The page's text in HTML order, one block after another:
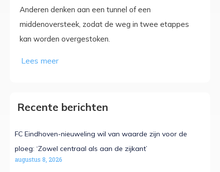
Anderen denken aan een tunnel of een
middenoversteek, zodat de weg in twee etappes
kan worden overgestoken.
Recente berichten
FC Eindhoven-nieuweling wil van waarde zijn voor de
ploeg: ‘Zowel centraal als aan de zijkant’
augustus 8, 2026